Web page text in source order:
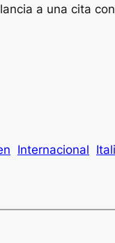
a una cita
Internacional